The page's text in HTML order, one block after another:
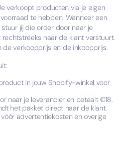
verkoopt producten via je eigen
te hebben. Wanneer een
jij die order door naar je
naar de klant verstuurt.
verkoopprijs en de inkoopprijs.
in jouw Shopify-winkel voor
naar je leverancier en betaalt €18.
het pakket direct naar de klant.
advertentiekosten en overige